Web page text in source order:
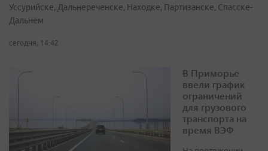
Уссурийске, Дальнереченске, Находке, Партизанске, Спасске-
Дальнем
сегодня, 14:42
В Приморье
ввели график
ограничений
для грузового
транспорта на
время ВЭФ